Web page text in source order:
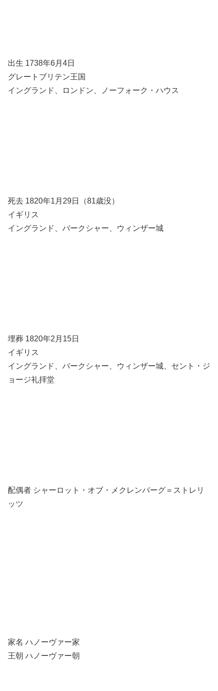
出生 1738年6月4日
グレートブリテン王国
イングランド、ロンドン、ノーフォーク・ハウス
死去 1820年1月29日（81歳没）
イギリス
イングランド、バークシャー、ウィンザー城
埋葬 1820年2月15日
イギリス
イングランド、バークシャー、ウィンザー城、セント・ジ
ョージ礼拝堂
配偶者 シャーロット・オブ・メクレンバーグ＝ストレリ
ッツ
家名 ハノーヴァー家
王朝 ハノーヴァー朝